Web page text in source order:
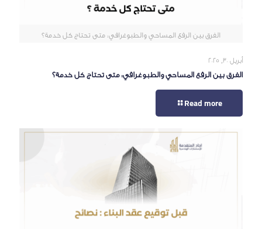
الفرق بين الرفع المساحي والطبوغرافي: متى تحتاج كل خدمة؟
أبريل 30, 2025
الفرق بين الرفع المساحي والطبوغرافي: متى تحتاج كل خدمة؟
Read more